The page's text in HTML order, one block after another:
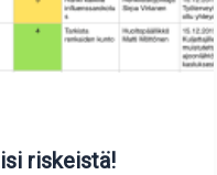
riskeistä!